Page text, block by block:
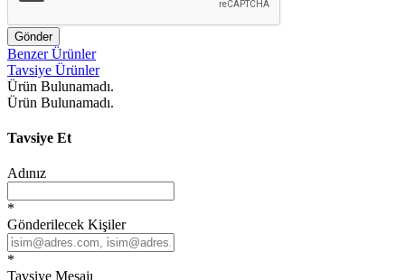
Gönder
Benzer Ürünler
Tavsiye Ürünler
Ürün Bulunamadı.
Ürün Bulunamadı.
Tavsiye Et
Adınız
*
Gönderilecek Kişiler
*
Tavsiye Mesajı